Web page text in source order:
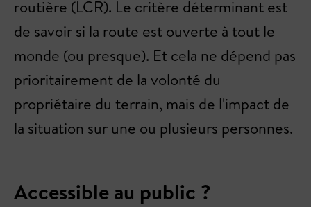
routière (LCR). Le critère déterminant est
de savoir si la route est ouverte à tout le
monde (ou presque). Et cela ne dépend pas
prioritairement de la volonté du
propriétaire du terrain, mais de l'impact de
la situation sur une ou plusieurs personnes.
Accessible au public ?